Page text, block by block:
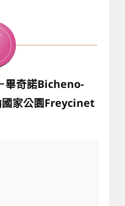
畢奇諾Bicheno-
家公園Freycinet